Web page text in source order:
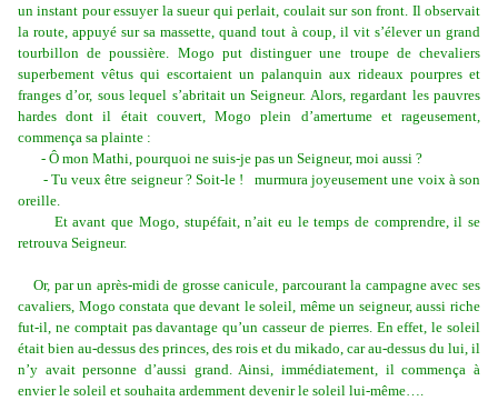
un instant pour essuyer la sueur qui perlait, coulait sur son front. Il observait
la route, appuyé sur sa massette, quand tout à coup, il vit s’élever un grand
tourbillon de poussière. Mogo put distinguer une troupe de chevaliers
superbement vêtus qui escortaient un palanquin aux rideaux pourpres et
franges d’or, sous lequel s’abritait un Seigneur. Alors, regardant les pauvres
hardes dont il était couvert, Mogo plein d’amertume et rageusement,
commença sa plainte :
- Ô mon Mathi, pourquoi ne suis-je pas un Seigneur, moi aussi ?
- Tu veux être seigneur ? Soit-le ! murmura joyeusement une voix à son
oreille.
Et avant que Mogo, stupéfait, n’ait eu le temps de comprendre, il se
retrouva Seigneur.
Or, par un après-midi de grosse canicule, parcourant la campagne avec ses
cavaliers, Mogo constata que devant le soleil, même un seigneur, aussi riche
fut-il, ne comptait pas davantage qu’un casseur de pierres. En effet, le soleil
était bien au-dessus des princes, des rois et du mikado, car au-dessus du lui, il
n’y avait personne d’aussi grand. Ainsi, immédiatement, il commença à
envier le soleil et souhaita ardemment devenir le soleil lui-même….